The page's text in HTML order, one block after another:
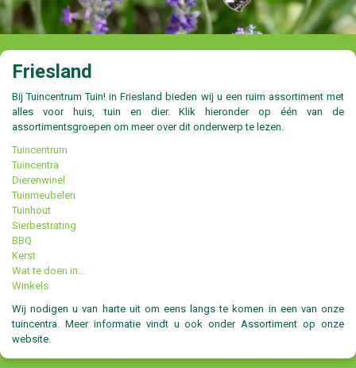
Friesland
Bij Tuincentrum Tuin! in Friesland bieden wij u een ruim assortiment met
alles voor huis, tuin en dier. Klik hieronder op één van de
assortimentsgroepen om meer over dit onderwerp te lezen.
Tuincentrum
Tuincentra
Dierenwinel
Tuinmeubelen
Tuinhout
Sierbestrating
BBQ
Kerst
Wat te doen in...
Winkels
Wij nodigen u van harte uit om eens langs te komen in een van onze
tuincentra. Meer informatie vindt u ook onder Assortiment op onze
website.